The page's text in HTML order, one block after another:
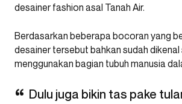
desainer fashion asal Tanah Air.
Berdasarkan beberapa bocoran yang
desainer tersebut bahkan sudah dikenal
menggunakan bagian tubuh manusia
Dulu juga bikin tas pake